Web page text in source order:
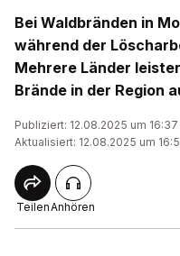
Bei Waldbränden in
während der
Mehrere Länder
Brände in der Region
Publiziert: 12.08.2025 um 16:37
Aktualisiert: 12.08.2025 um
TeilenAnhören